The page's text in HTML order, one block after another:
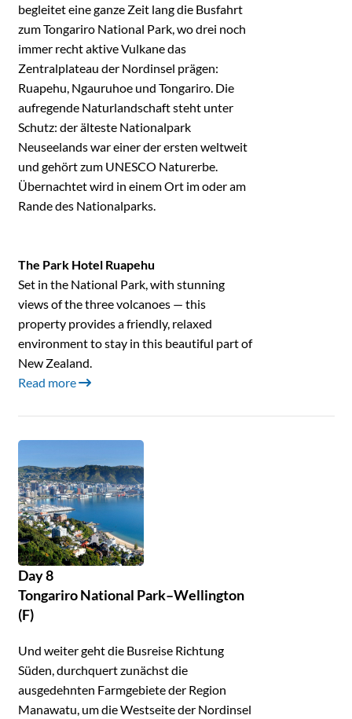
begleitet eine ganze Zeit lang die Busfahrt
zum Tongariro National Park, wo drei noch
immer recht aktive Vulkane das
Zentralplateau der Nordinsel prägen:
Ruapehu, Ngauruhoe und Tongariro. Die
aufregende Naturlandschaft steht unter
Schutz: der älteste Nationalpark
Neuseelands war einer der ersten weltweit
und gehört zum UNESCO Naturerbe.
Übernachtet wird in einem Ort im oder am
Rande des Nationalparks.
The Park Hotel Ruapehu
Set in the National Park, with stunning
views of the three volcanoes — this
property provides a friendly, relaxed
environment to stay in this beautiful part of
New Zealand.
Read more
Day 8
Tongariro National Park–Wellington
(F)
Und weiter geht die Busreise Richtung
Süden, durchquert zunächst die
ausgedehnten Farmgebiete der Region
Manawatu, um die Westseite der Nordinsel